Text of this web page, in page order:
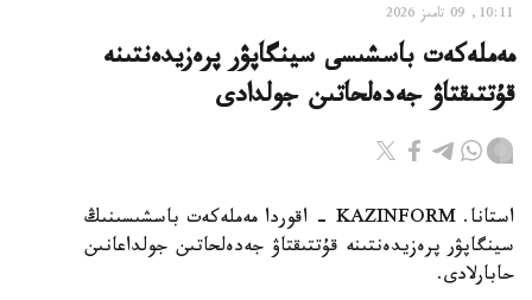
10:11, 09 تامىز 2026
مەملەكەت باسشىسى سينگاپۋر پرەزيدەنتىنە
قۇتتىقتاۋ جەدەلحاتىن جولدادى
استانا. KAZINFORM - اقوردا مەملەكەت باسشىسىنىڭ
سينگاپۋر پرەزيدەنتىنە قۇتتىقتاۋ جەدەلحاتىن جولداعانىن
حابارلادى.